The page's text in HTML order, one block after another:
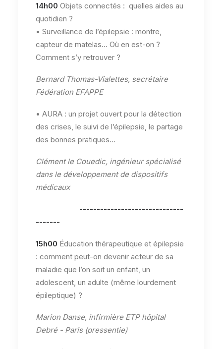
14h00 Objets connectés : quelles aides au
quotidien ?
• Surveillance de l’épilepsie : montre,
capteur de matelas… Où en est-on ?
Comment s’y retrouver ?
Bernard Thomas-Vialettes, secrétaire
Fédération EFAPPE
• AURA : un projet ouvert pour la détection
des crises, le suivi de l’épilepsie, le partage
des bonnes pratiques…
Clément le Couedic, ingénieur spécialisé
dans le développement de dispositifs
médicaux
------------------------------
-------
15h00 Éducation thérapeutique et épilepsie
: comment peut-on devenir acteur de sa
maladie que l’on soit un enfant, un
adolescent, un adulte (même lourdement
épileptique) ?
Marion Danse, infirmière ETP hôpital
Debré - Paris (pressentie)